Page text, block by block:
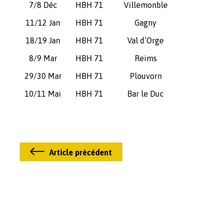
7/8 Déc
HBH 71
Villemonble
11/12 Jan
HBH 71
Gagny
18/19 Jan
HBH 71
Val d’Orge
8/9 Mar
HBH 71
Reims
29/30 Mar
HBH 71
Plouvorn
10/11 Mai
HBH 71 Bar le Duc
Article précédent